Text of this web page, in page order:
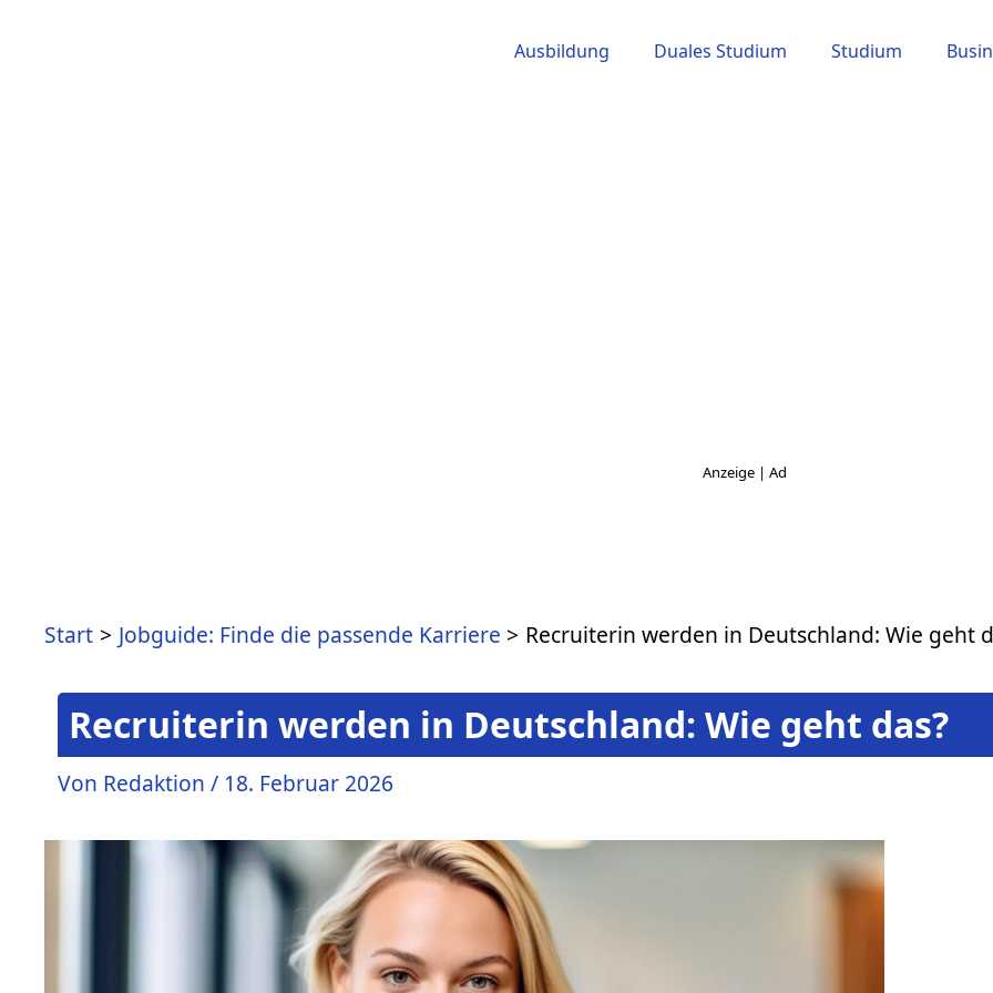
Ausbildung Duales Studium Studium
Start Jobguide: Finde die passende Karriere Recruiterin werden in Deutschland: Wie geht
Recruiterin werden in Deutschland: Wie geht das?
Von Redaktion / 18. Februar 2026